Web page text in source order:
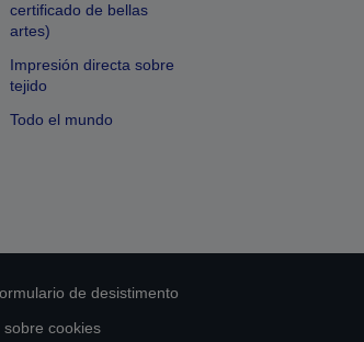
certificado de bellas
artes)
Impresión directa sobre
tejido
Todo el mundo
de desistimento
cookies